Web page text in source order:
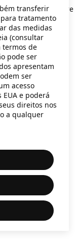
console for more
transferir
tratamento
das medidas
(consultar
termos de
pode ser
apresentam
ser
acesso
e poderá
direitos nos
a qualquer